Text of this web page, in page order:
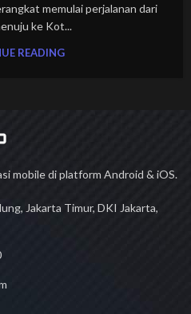
memulai perjalanan dari
ke Kot...
READING
mobile di platform Android & iOS.
Jakarta Timur, DKI Jakarta,